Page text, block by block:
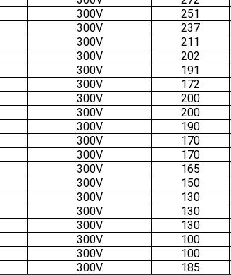
300V 251
300V 237
300V 211
300V 202
300V 191
300V 172
300V 200
300V 200
300V 190
300V 170
300V 170
300V 165
300V 150
300V 130
300V 130
300V 130
300V 100
300V 100
300V 185